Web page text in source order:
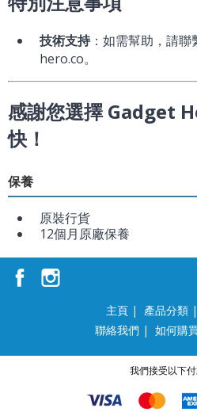
技術支持：如需幫助，請
hero.co。
感謝您選擇 Gadget
快！
保養
原裝行貨
12個月原廠保養
主頁 | 產品分類 |
聯絡我們 | 如何購
我們接受以下